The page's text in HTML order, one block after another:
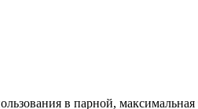
в парной,